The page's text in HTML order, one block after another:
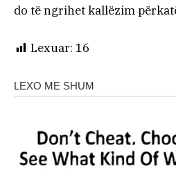
do të ngrihet kallëzim
Lexuar: 16